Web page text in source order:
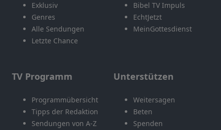
Exklusiv
Genres
Alle Sendungen
Letzte Chance
Bibel TV Impuls
EchtJetzt
MeinGottesdienst
TV Programm
Programmübersicht
Tipps der Redaktion
Sendungen von A-Z
Unterstützen
Weitersagen
Beten
Spenden